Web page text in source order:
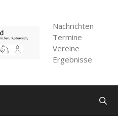
Nachrichten
Termine
Vereine
Ergebnisse